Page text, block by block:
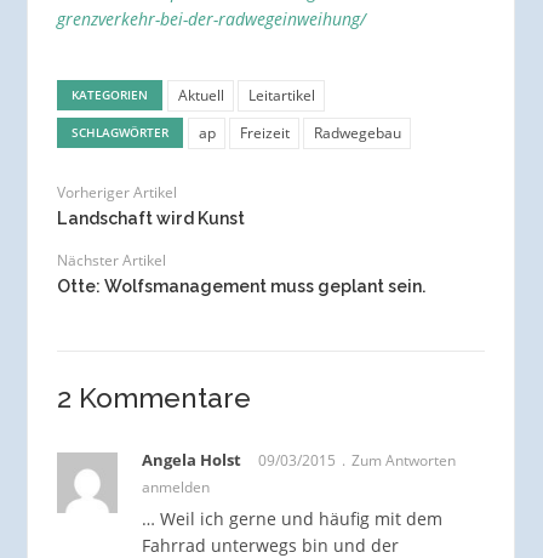
grenzverkehr-bei-der-radwegeinweihung/
KATEGORIEN Aktuell Leitartikel
SCHLAGWÖRTER ap Freizeit Radwegebau
Vorheriger Artikel
Landschaft wird Kunst
Nächster Artikel
Otte: Wolfsmanagement muss geplant sein.
2 Kommentare
Angela Holst 09/03/2015
Zum Antworten
anmelden
… Weil ich gerne und häufig mit dem
Fahrrad unterwegs bin und der